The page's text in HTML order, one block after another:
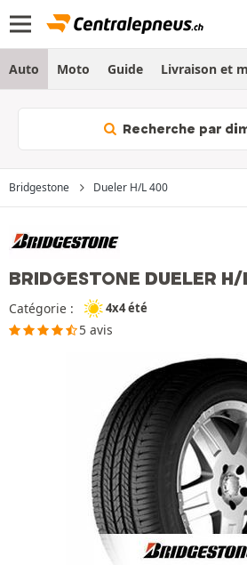
Auto Moto Guide Livraison et
Recherche par
Bridgestone Dueler H/L 400
BRIDGESTONE DUELER
Catégorie : 4x4 été
5 avis